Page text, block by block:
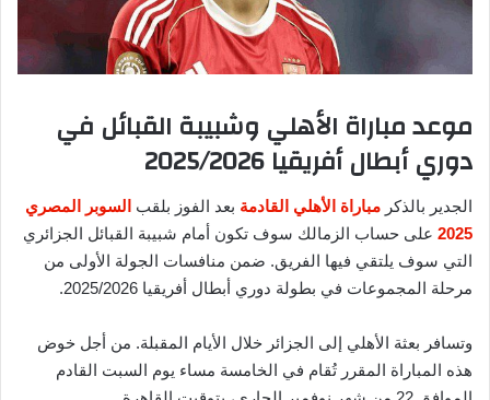
موعد مباراة الأهلي وشبيبة القبائل في
دوري أبطال أفريقيا 2025/2026
الجدير بالذكر مباراة الأهلي القادمة بعد الفوز بلقب السوبر المصري
2025 على حساب الزمالك سوف تكون أمام شبيبة القبائل الجزائري
التي سوف يلتقي فيها الفريق. ضمن منافسات الجولة الأولى من
مرحلة المجموعات في بطولة دوري أبطال أفريقيا 2025/2026.
وتسافر بعثة الأهلي إلى الجزائر خلال الأيام المقبلة. من أجل خوض
هذه المباراة المقرر تُقام في الخامسة مساء يوم السبت القادم